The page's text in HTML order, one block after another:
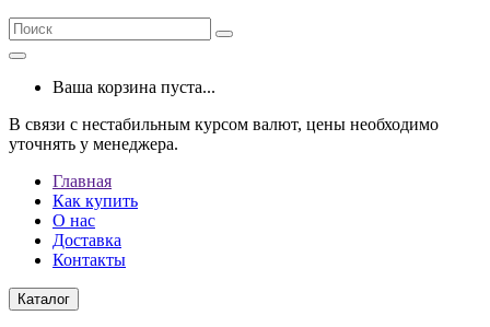
Ваша корзина пуста...
В связи с нестабильным курсом валют, цены необходимо
уточнять у менеджера.
Главная
Как купить
О нас
Доставка
Контакты
Каталог